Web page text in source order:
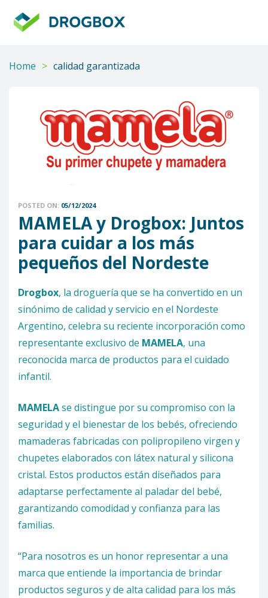
Home > calidad garantizada
POSTED ON: 05/12/2024
MAMELA y Drogbox: Juntos
para cuidar a los más
pequeños del Nordeste
Drogbox, la droguería que se ha convertido en un
sinónimo de calidad y servicio en el Nordeste
Argentino, celebra su reciente incorporación como
representante exclusivo de MAMELA, una
reconocida marca de productos para el cuidado
infantil.
MAMELAse distingue por su compromiso con la
seguridad y el bienestar de los bebés, ofreciendo
mamaderas fabricadas con polipropileno virgen y
chupetes elaborados con látex natural y silicona
cristal. Estos productos están diseñados para
adaptarse perfectamente al paladar del bebé,
garantizando comodidad y confianza para las
familias.
“Para nosotros es un honor representar a una
marca que entiende la importancia de brindar
productos seguros y de alta calidad para los más